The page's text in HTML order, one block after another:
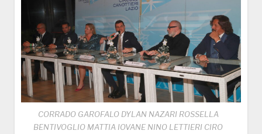
CORRADO GAROFALO DYLAN NAZARI ROSSELLA
BENTIVOGLIO MATTIA IOVANE NINO LETTIERI CIRO